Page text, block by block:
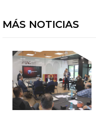
MÁS NOTICIAS